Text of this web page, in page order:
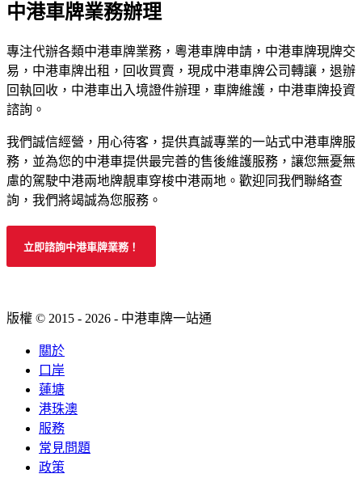
中港車牌業務辦理
專注代辦各類中港車牌業務，粵港車牌申請，中港車牌現牌交
易，中港車牌出租，回收買賣，現成中港車牌公司轉讓，退辦
回執回收，中港車出入境證件辦理，車牌維護，中港車牌投資
諮詢。
我們誠信經營，用心待客，提供真誠專業的一站式中港車牌服
務，並為您的中港車提供最完善的售後維護服務，讓您無憂無
慮的駕駛中港兩地牌靚車穿梭中港兩地。歡迎同我們聯絡查
詢，我們將竭誠為您服務。
立即諮詢中港車牌業務！
版權 © 2015 - 2026 - 中港車牌一站通
關於
口岸
蓮塘
港珠澳
服務
常見問題
政策